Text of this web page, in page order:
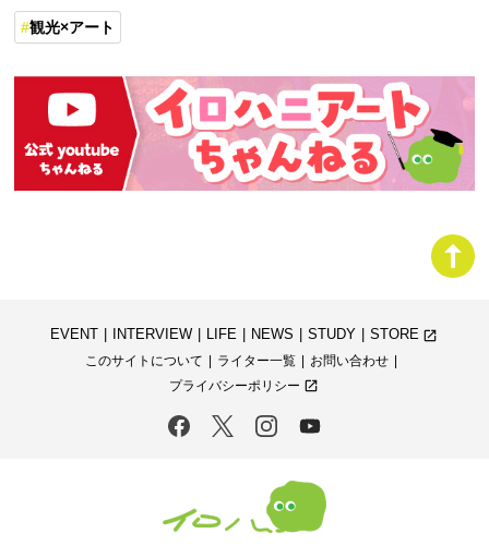
観光×アート
EVENT INTERVIEW LIFE NEWS STUDY STORE launch
このサイトについて
ライター一覧
お問い合わせ
プライバシーポリシー launch